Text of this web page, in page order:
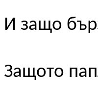
И защо
Защото